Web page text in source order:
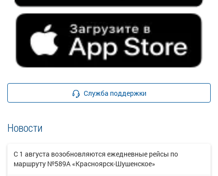
Служба поддержки
Новости
С 1 августа возобновляются ежедневные рейсы по
маршруту №589А «Красноярск-Шушенское»